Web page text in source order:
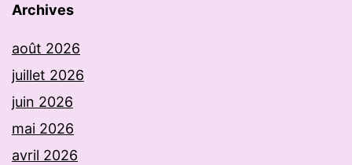
Archives
août 2026
juillet 2026
juin 2026
mai 2026
avril 2026